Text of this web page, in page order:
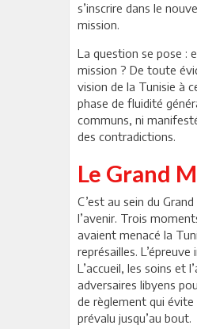
s’inscrire dans le
mission.
La question se pose :
mission ? De toute
vision de la Tunisie à
phase de fluidité
communs, ni
des contradictions.
Le Grand
C’est au sein du
l’avenir. Trois
avaient menacé la
représailles.
L’accueil, les soins et
adversaires libyens
de règlement qui
prévalu jusqu’au bout.